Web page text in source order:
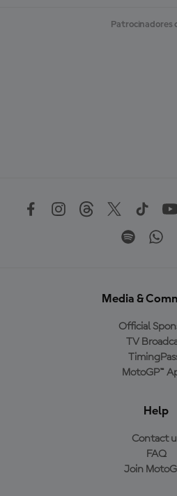
Patrocinadores
Media &
Official
TV
MotoGP™
Help
Contact
FAQ
Join